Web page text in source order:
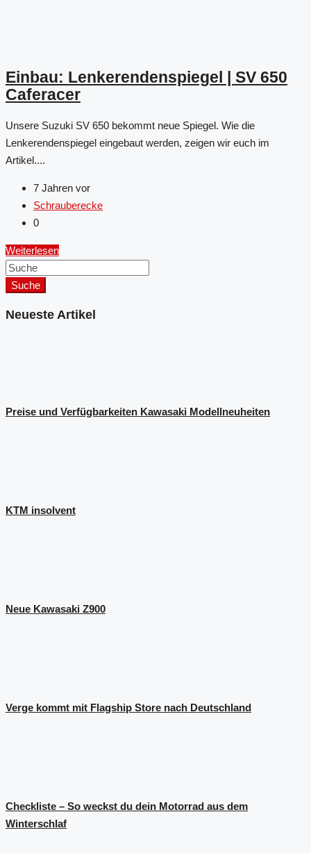
Einbau: Lenkerendenspiegel | SV 650
Caferacer
Unsere Suzuki SV 650 bekommt neue Spiegel. Wie die
Lenkerendenspiegel eingebaut werden, zeigen wir euch im
Artikel....
7 Jahren vor
Schrauberecke
0
Weiterlesen
Suche
Neueste Artikel
Preise und Verfügbarkeiten Kawasaki Modellneuheiten
KTM insolvent
Neue Kawasaki Z900
Verge kommt mit Flagship Store nach Deutschland
Checkliste – So weckst du dein Motorrad aus dem
Winterschlaf